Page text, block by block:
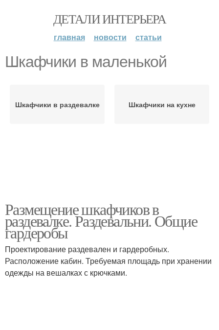
ДЕТАЛИ ИНТЕРЬЕРА
главная новости статьи
Шкафчики в маленькой
Шкафчики в раздевалке Шкафчики на кухне
Размещение шкафчиков в
раздевалке. Раздевальни. Общие
гардеробы
Проектирование раздевален и гардеробных.
Расположение кабин. Требуемая площадь при хранении
одежды на вешалках с крючками.